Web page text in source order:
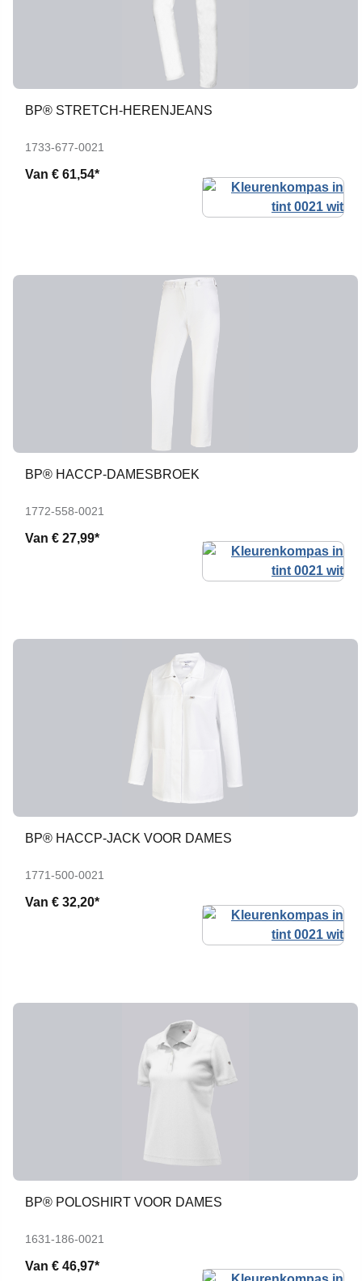
BP® STRETCH-HERENJEANS
1733-677-0021
Van € 61,54*
BP® HACCP-DAMESBROEK
1772-558-0021
Van € 27,99*
BP® HACCP-JACK VOOR DAMES
1771-500-0021
Van € 32,20*
BP® POLOSHIRT VOOR DAMES
1631-186-0021
Van € 46,97*